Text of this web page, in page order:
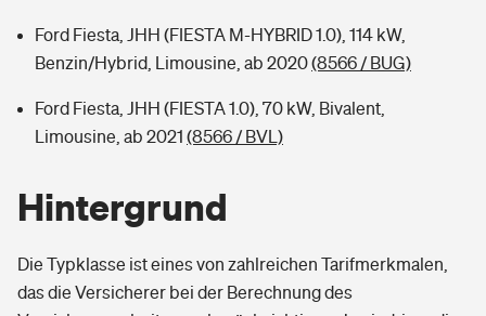
Ford Fiesta, JHH (FIESTA M-HYBRID 1.0), 114 kW,
Benzin/Hybrid, Limousine, ab 2020(8566 / BUG)
Ford Fiesta, JHH (FIESTA 1.0), 70 kW, Bivalent,
Limousine, ab 2021 (8566 / BVL)
Hintergrund
Die Typklasse ist eines von zahlreichen Tarifmerkmalen,
das die Versicherer bei der Berechnung des